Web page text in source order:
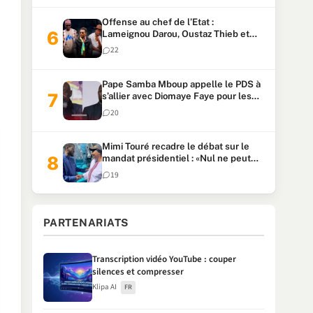
Offense au chef de l’Etat :
Lameignou Darou, Oustaz Thieb et
Ndiaye Touba lourdement
condamnés
22
Pape Samba Mboup appelle le PDS à
s’allier avec Diomaye Faye pour les
locales et tacle Sonko
20
Mimi Touré recadre le débat sur le
mandat présidentiel : «Nul ne peut
faire plus de deux mandats
consécutifs de 5 ans»
19
PARTENARIATS
Transcription vidéo YouTube : couper
silences et compresser
Klipa AI FR